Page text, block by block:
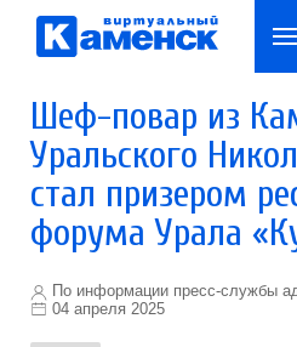
Шеф-повар из
Уральского
стал призером
форума Урала
По информации пресс-службы
04 апреля 2025